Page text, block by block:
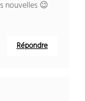
nouvelles 😉
Répondre